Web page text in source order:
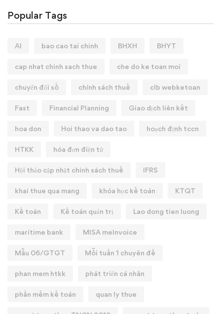
Popular Tags
AI bao cao tai chinh BHXH BHYT
cap nhat chinh sach thue che do ke toan moi
chuyển đổi số chính sách thuế clb webketoan
Fast Financial Planning Giao dịch liên kết
hoa don Hoi thao va dao tao hoạch định tccn
HTKK hóa đơn điện tử
Hội thảo cập nhật chính sách thuế IFRS
khai thue qua mang khóa học kế toán KTQT
Kế toán Kế toán quản trị Lao dong tien luong
maritime bank MISA meInvoice
Mẫu 06/GTGT Mỗi tuần 1 chuyên đề
phan mem htkk phát triển cá nhân
phần mềm kế toán quan ly thue